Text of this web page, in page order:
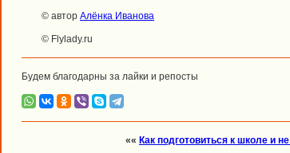
© автор Алёнка Иванова
© Flylady.ru
Будем благодарны за лайки и репосты
«« Как подготовиться к школе и